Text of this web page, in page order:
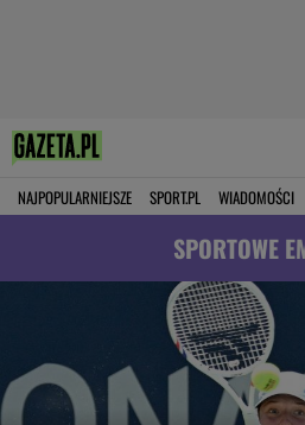
NAJPOPULARNIEJSZE SPORT.PL WIADOMOŚCI
SPORTOWE